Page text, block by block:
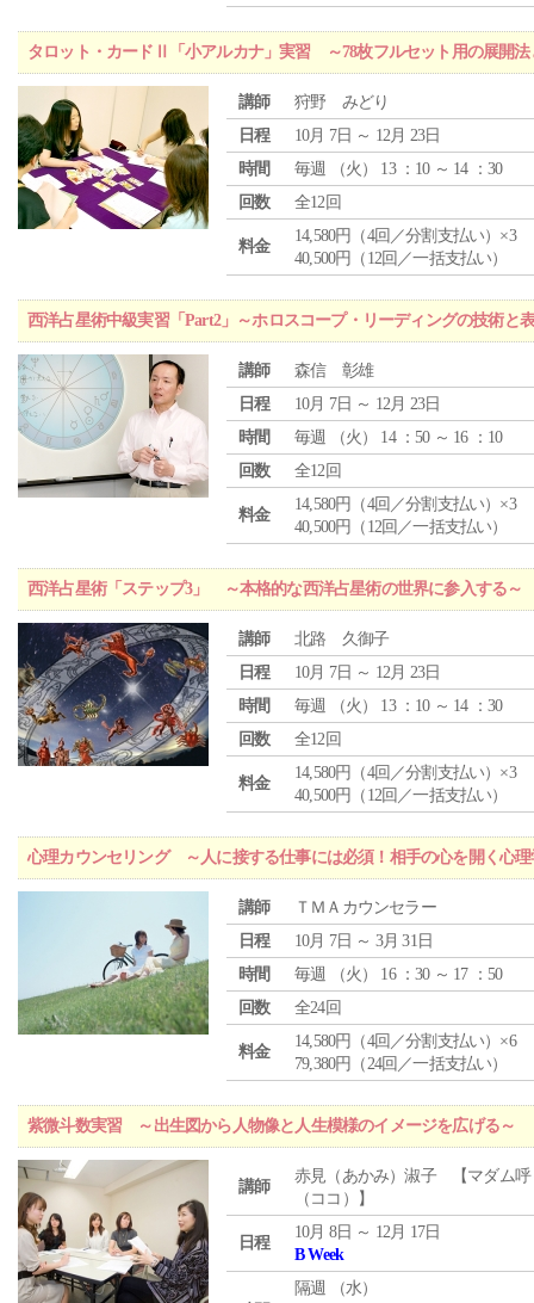
タロット・カードⅡ「小アルカナ」実習 ～78枚フルセット用の展開法
講師
狩野 みどり
日程
10月 7日 ～ 12月 23日
時間
毎週 （火 ） 13 ：10 ～ 14 ：30
回数
全12回
料金
14,580円（4回／分割支払い）×3
40,500円（12回／一括支払い）
西洋占星術中級実習「Part2」～ホロスコープ・リーディングの技術と
講師
森信 彰雄
日程
10月 7日 ～ 12月 23日
時間
毎週 （火 ） 14 ：50 ～ 16 ：10
回数
全12回
料金
14,580円（4回／分割支払い）×3
40,500円（12回／一括支払い）
西洋占星術「ステップ3」 ～本格的な西洋占星術の世界に参入する～
講師
北路 久御子
日程
10月 7日 ～ 12月 23日
時間
毎週 （火 ） 13 ：10 ～ 14 ：30
回数
全12回
料金
14,580円（4回／分割支払い）×3
40,500円（12回／一括支払い）
心理カウンセリング ～人に接する仕事には必須！相手の心を開く心理
講師
ＴＭＡカウンセラー
日程
10月 7日 ～ 3月 31日
時間
毎週 （火 ） 16 ：30 ～ 17 ：50
回数
全24回
料金
14,580円（4回／分割支払い）×6
79,380円（24回／一括支払い）
紫微斗数実習 ～出生図から人物像と人生模様のイメージを広げる～
講師
赤見（あかみ）淑子 【マダム呼
（ココ）】
日程
10月 8日 ～ 12月 17日
B Week
隔週 （水）